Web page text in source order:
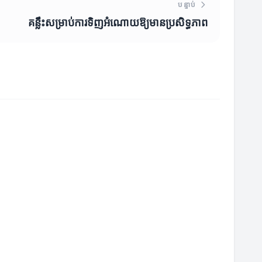
បន្ទាប់
គន្លឹះសម្រាប់ការទិញអំណោយឱ្យមានប្រសិទ្ធភាព